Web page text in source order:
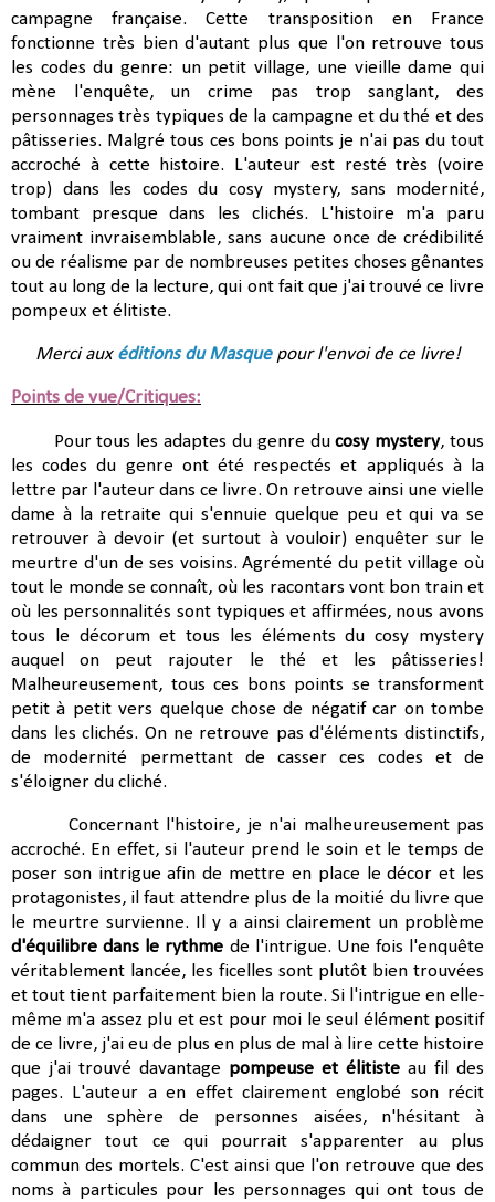
campagne française. Cette transposition en France
fonctionne très bien d'autant plus que l'on retrouve tous
les codes du genre: un petit village, une vieille dame qui
mène l'enquête, un crime pas trop sanglant, des
personnages très typiques de la campagne et du thé et des
pâtisseries. Malgré tous ces bons points je n'ai pas du tout
accroché à cette histoire. L'auteur est resté très (voire
trop) dans les codes du cosy mystery, sans modernité,
tombant presque dans les clichés. L'histoire m'a paru
vraiment invraisemblable, sans aucune once de crédibilité
ou de réalisme par de nombreuses petites choses gênantes
tout au long de la lecture, qui ont fait que j'ai trouvé ce livre
pompeux et élitiste.
Merci aux éditions du Masquepour l'envoi de ce livre!
Points de vue/Critiques:
Pour tous les adaptes du genre ducosy mystery, tous
les codes du genre ont été respectés et appliqués à la
lettre par l'auteur dans ce livre. On retrouve ainsi une vielle
dame à la retraite qui s'ennuie quelque peu et qui va se
retrouver à devoir (et surtout à vouloir) enquêter sur le
meurtre d'un de ses voisins. Agrémenté du petit village où
tout le monde se connaît, où les racontars vont bon train et
où les personnalités sont typiques et affirmées, nous avons
tous le décorum et tous les éléments du cosy mystery
auquel on peut rajouter le thé et les pâtisseries!
Malheureusement, tous ces bons points se transforment
petit à petit vers quelque chose de négatif car on tombe
dans les clichés. On ne retrouve pas d'éléments distinctifs,
de modernité permettant de casser ces codes et de
s'éloigner du cliché.
Concernant l'histoire, je n'ai malheureusement pas
accroché. En effet, si l'auteur prend le soin et le temps de
poser son intrigue afin de mettre en place le décor et les
protagonistes, il faut attendre plus de la moitié du livre que
le meurtre survienne. Il y a ainsi clairement un problème
d'équilibre dans le rythme de l'intrigue. Une fois l'enquête
véritablement lancée, les ficelles sont plutôt bien trouvées
et tout tient parfaitement bien la route. Si l'intrigue en elle-
même m'a assez plu et est pour moi le seul élément positif
de ce livre, j'ai eu de plus en plus de mal à lire cette histoire
que j'ai trouvé davantage pompeuse et élitiste au fil des
pages. L'auteur a en effet clairement englobé son récit
dans une sphère de personnes aisées, n'hésitant à
dédaigner tout ce qui pourrait s'apparenter au plus
commun des mortels. C'est ainsi que l'on retrouve que des
noms à particules pour les personnages qui ont tous de